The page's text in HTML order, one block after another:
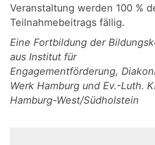
Veranstaltung werden 100 %
Teilnahmebeitrags fällig.
Eine Fortbildung der
aus Institut für
Engagementförderung,
Werk Hamburg und Ev.-Luth.
Hamburg-West/Südholstein